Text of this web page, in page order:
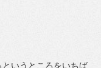
いうところをいちば